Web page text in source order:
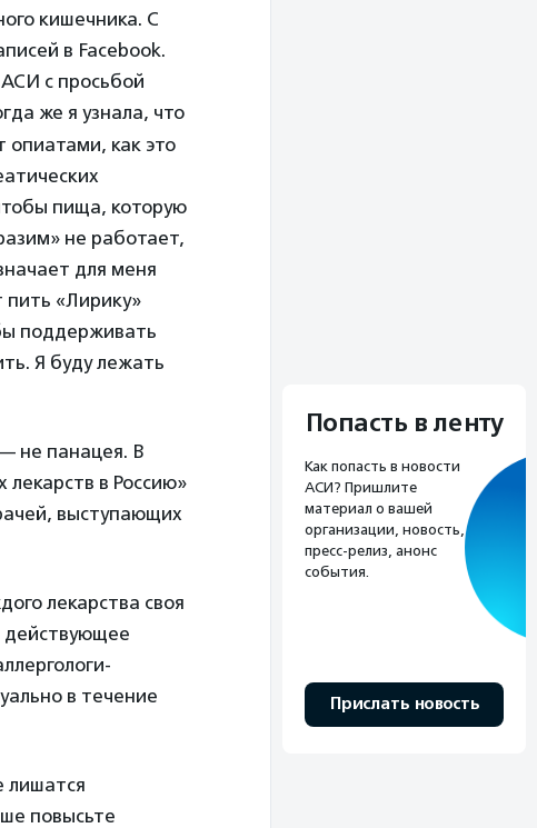
кишечника. С
в Facebook.
с просьбой
же я узнала, что
опиатами, как это
пища, которую
не работает,
для меня
пить «Лирику»
поддерживать
Я буду лежать
не панацея. В
в Россию»
выступающих
лекарства своя
действующее
в течение
лишатся
повысьте
Попасть в ленту
Как попасть в новости
АСИ? Пришлите
материал о вашей
организации, новость,
пресс-релиз, анонс
события.
Прислать новость